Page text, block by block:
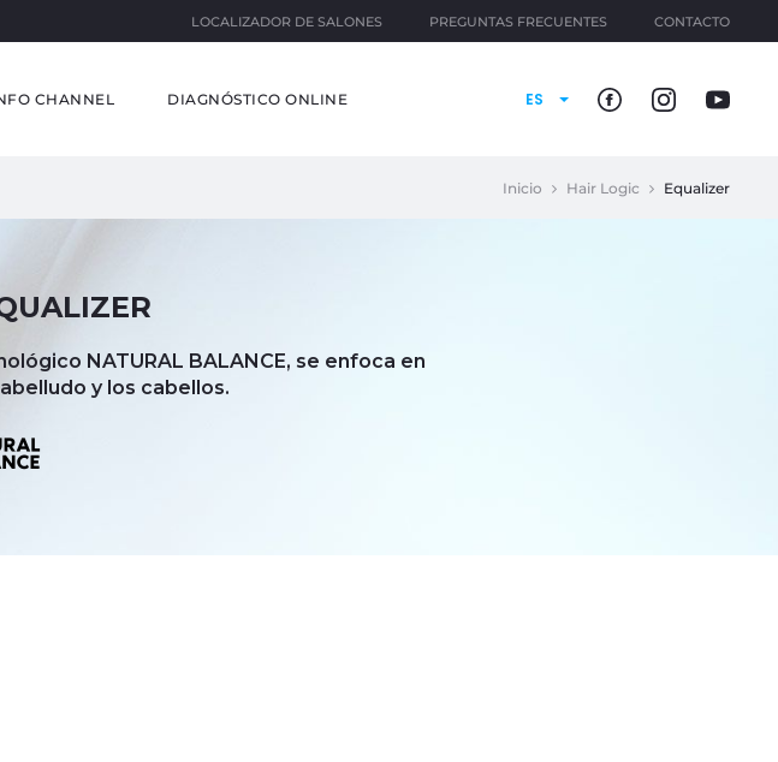
LOCALIZADOR DE SALONES PREGUNTAS FRECUENTES CONTACTO
CHANNEL DIAGNÓSTICO ONLINE ES
Inicio Hair Logic Equalizer
NATURAL BALANCE, se enfoca en
y los cabellos.